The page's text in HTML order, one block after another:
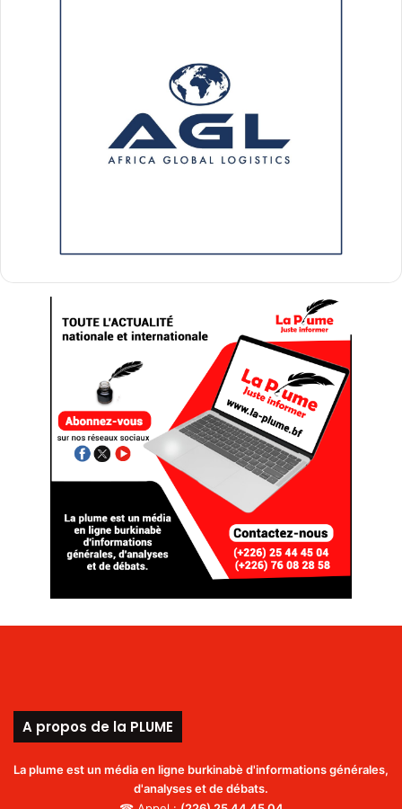
A propos de la PLUME
La plume est un média en ligne burkinabè d'informations générales,
d'analyses et de débats.